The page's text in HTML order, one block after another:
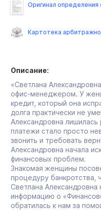
Описание:
«Светлана
офис-менеджером. У
кредит, который она
долга практически не
Александровна
платежи стало просто
звонить и требовать
Александровна начала
финансовых проблем.
Знакомая женщины
процедуру банкротства,
Светлана Александровна
информацию о
обратилась к нам за
Оригинал определения
Картотека